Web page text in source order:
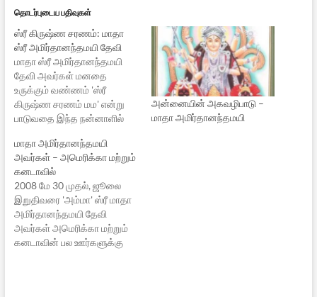
தொடர்புடைய பதிவுகள்
ஸ்ரீ கிருஷ்ண சரணம்: மாதா
ஸ்ரீ அமிர்தானந்தமயி தேவி
மாதா ஸ்ரீ அமிர்தானந்தமயி
தேவி அவர்கள் மனதை
உருக்கும் வண்ணம் 'ஸ்ரீ
கிருஷ்ண சரணம் மம' என்று
பாடுவதை இந்த நன்னாளில்
அன்னையின் அகவழிபாடு –
மாதா அமிர்தானந்தமயி
மாதா அமிர்தானந்தமயி
அவர்கள் – அமெரிக்கா மற்றும்
கனடாவில்
2008 மே 30 முதல், ஜூலை
இறுதிவரை 'அம்மா' ஸ்ரீ மாதா
அமிர்தானந்தமயி தேவி
அவர்கள் அமெரிக்கா மற்றும்
கனடாவின் பல ஊர்களுக்கு